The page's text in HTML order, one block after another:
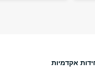
אקדמיות